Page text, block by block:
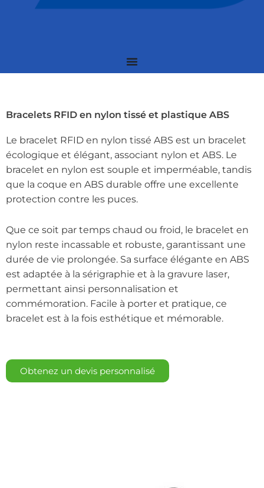
Bracelets RFID en nylon tissé et plastique ABS
Le bracelet RFID en nylon tissé ABS est un bracelet
écologique et élégant, associant nylon et ABS. Le
bracelet en nylon est souple et imperméable, tandis
que la coque en ABS durable offre une excellente
protection contre les puces.
Que ce soit par temps chaud ou froid, le bracelet en
nylon reste incassable et robuste, garantissant une
durée de vie prolongée. Sa surface élégante en ABS
est adaptée à la sérigraphie et à la gravure laser,
permettant ainsi personnalisation et
commémoration. Facile à porter et pratique, ce
bracelet est à la fois esthétique et mémorable.
Obtenez un devis personnalisé